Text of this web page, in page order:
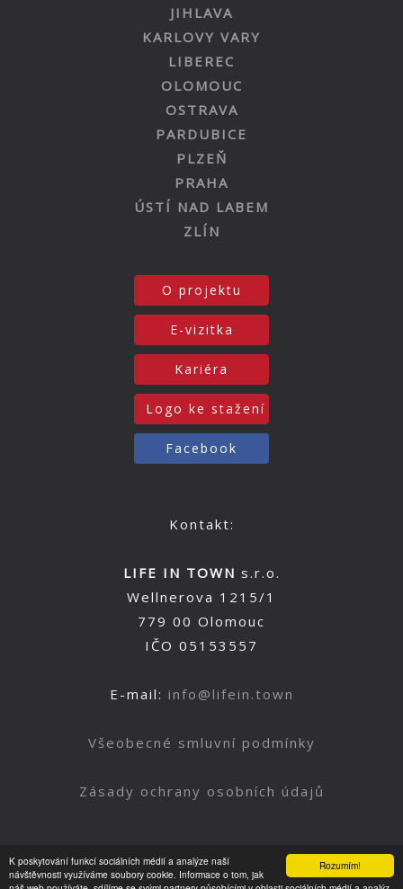
Rozumím!
K poskytování funkcí sociálních médií a analýze naší
návštěvnosti využíváme soubory cookie. Informace o tom, jak
JIHLAVA
KARLOVY VARY
LIBEREC
OLOMOUC
OSTRAVA
PARDUBICE
PLZEŇ
PRAHA
ÚSTÍ NAD LABEM
ZLÍN
O projektu
E-vizitka
Kariéra
Logo ke stažení
Facebook
Kontakt:
LIFE IN TOWN s.r.o.
Wellnerova 1215/1
779 00 Olomouc
IČO 05153557
E-mail: info@lifein.town
Všeobecné smluvní podmínky
Zásady ochrany osobních údajů
Nahoru